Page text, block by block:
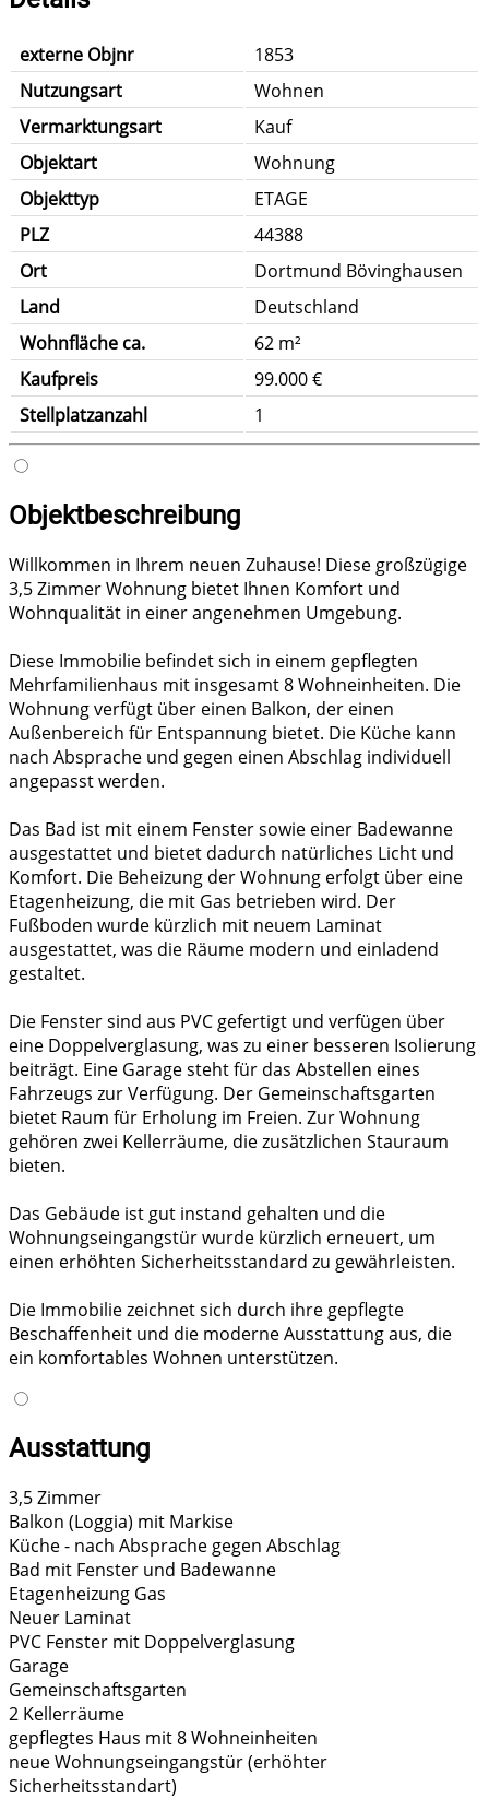
externe Objnr
1853
Nutzungsart
Wohnen
Vermarktungsart
Kauf
Objektart
Wohnung
Objekttyp
ETAGE
PLZ
44388
Ort
Dortmund Bövinghausen
Land
Deutschland
Wohnfläche ca.
62 m²
Kaufpreis
99.000 €
Stellplatzanzahl
1
Objektbeschreibung
Willkommen in Ihrem neuen Zuhause! Diese großzügige
3,5 Zimmer Wohnung bietet Ihnen Komfort und
Wohnqualität in einer angenehmen Umgebung.
Diese Immobilie befindet sich in einem gepflegten
Mehrfamilienhaus mit insgesamt 8 Wohneinheiten. Die
Wohnung verfügt über einen Balkon, der einen
Außenbereich für Entspannung bietet. Die Küche kann
nach Absprache und gegen einen Abschlag individuell
angepasst werden.
Das Bad ist mit einem Fenster sowie einer Badewanne
ausgestattet und bietet dadurch natürliches Licht und
Komfort. Die Beheizung der Wohnung erfolgt über eine
Etagenheizung, die mit Gas betrieben wird. Der
Fußboden wurde kürzlich mit neuem Laminat
ausgestattet, was die Räume modern und einladend
gestaltet.
Die Fenster sind aus PVC gefertigt und verfügen über
eine Doppelverglasung, was zu einer besseren Isolierung
beiträgt. Eine Garage steht für das Abstellen eines
Fahrzeugs zur Verfügung. Der Gemeinschaftsgarten
bietet Raum für Erholung im Freien. Zur Wohnung
gehören zwei Kellerräume, die zusätzlichen Stauraum
bieten.
Das Gebäude ist gut instand gehalten und die
Wohnungseingangstür wurde kürzlich erneuert, um
einen erhöhten Sicherheitsstandard zu gewährleisten.
Die Immobilie zeichnet sich durch ihre gepflegte
Beschaffenheit und die moderne Ausstattung aus, die
ein komfortables Wohnen unterstützen.
Ausstattung
3,5 Zimmer
Balkon (Loggia) mit Markise
Küche - nach Absprache gegen Abschlag
Bad mit Fenster und Badewanne
Etagenheizung Gas
Neuer Laminat
PVC Fenster mit Doppelverglasung
Garage
Gemeinschaftsgarten
2 Kellerräume
gepflegtes Haus mit 8 Wohneinheiten
neue Wohnungseingangstür (erhöhter
Sicherheitsstandart)